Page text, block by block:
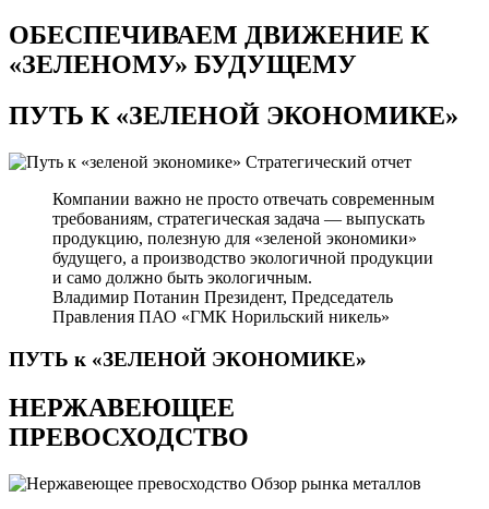
ОБЕСПЕЧИВАЕМ ДВИЖЕНИЕ К
«ЗЕЛЕНОМУ» БУДУЩЕМУ
ПУТЬ К«ЗЕЛЕНОЙ ЭКОНОМИКЕ»
Стратегический отчет
Компании важно не просто отвечать современным
требованиям, стратегическая задача — выпускать
продукцию, полезную для «зеленой экономики»
будущего, а производство экологичной продукции
и само должно быть экологичным.
Владимир Потанин Президент, Председатель
Правления ПАО «ГМК Норильский никель»
ПУТЬ к «ЗЕЛЕНОЙ ЭКОНОМИКЕ»
НЕРЖАВЕЮЩЕЕ
ПРЕВОСХОДСТВО
Обзор рынка металлов